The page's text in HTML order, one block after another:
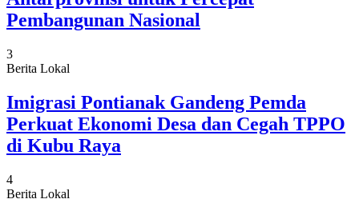
Pembangunan Nasional
3
Berita Lokal
Imigrasi Pontianak Gandeng Pemda
Perkuat Ekonomi Desa dan Cegah TPPO
di Kubu Raya
4
Berita Lokal